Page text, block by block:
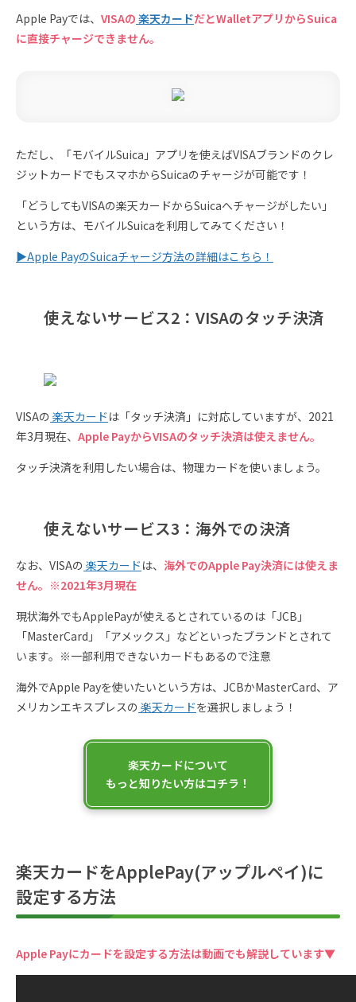
Apple Payでは、 VISAの 楽天カードだとWalletアプリからSuica
に直接チャージできません。
ただし、「モバイルSuica」アプリを使えばVISAブランドのクレ
ジットカードでもスマホからSuicaのチャージが可能です！
「どうしてもVISAの楽天カードからSuicaへチャージがしたい」
という方は、モバイルSuicaを利用してみてください！
▶︎Apple PayのSuicaチャージ方法の詳細はこちら！
使えないサービス2：VISAのタッチ決済
VISAの 楽天カードは「タッチ決済」に対応していますが、2021
年3月現在、 Apple PayからVISAのタッチ決済は使えません。
タッチ決済を利用したい場合は、物理カードを使いましょう。
使えないサービス3：海外での決済
なお、VISAの 楽天カードは、 海外でのApple Pay決済には使えま
せん。※2021年3月現在
現状海外でもApplePayが使えるとされているのは「JCB」
「MasterCard」「アメックス」などといったブランドとされて
います。※一部利用できないカードもあるので注意
海外でApple Payを使いたいという方は、JCBかMasterCard、ア
メリカンエキスプレスの 楽天カードを選択しましょう！
楽天カードについて
もっと知りたい方はコチラ！
楽天カードをApplePay(アップルペイ)に
設定する方法
Apple Payにカードを設定する方法は動画でも解説しています▼